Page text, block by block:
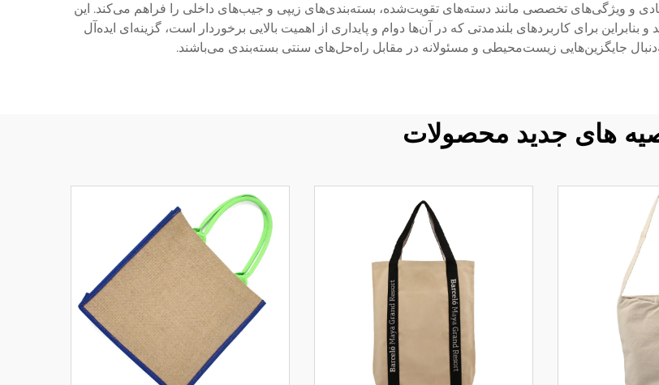
و ویژگی‌های تخصصی مانند دسته‌های تقویت‌شده، بسته‌بندی‌های زیپی و جیب‌های داخلی را فراهم می‌کند. این
برای کاربردهای بلندمدتی که در آن‌ها دوام و پایداری از اهمیت بالایی برخوردار است، گزینه‌ای ایده‌آل
جایگزین‌هایی زیست‌محیطی و مسئولانه در مقابل راه‌حل‌های سنتی بسته‌بندی می‌باشند.
های جدید محصولات